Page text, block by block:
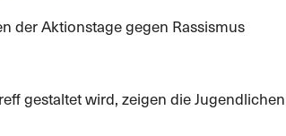
der Aktionstage gegen Rassismus
gestaltet wird, zeigen die Jugendlichen